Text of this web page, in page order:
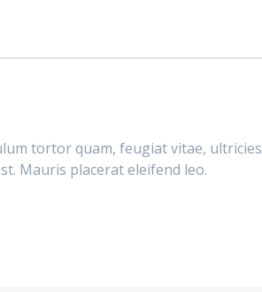
tortor quam, feugiat vitae, ultricies
Mauris placerat eleifend leo.